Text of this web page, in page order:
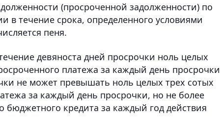
(просроченной задолженности) по
в течение срока, определенного условиями
пеня.
девяноста дней просрочки ноль целых
платежа за каждый день
не может превышать ноль целых трех сотых
за каждый день просрочки, но не более
бюджетного кредита за каждый год действия